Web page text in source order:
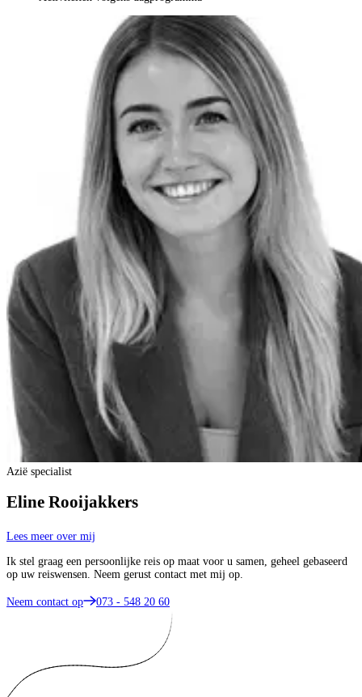
Azië specialist
Eline Rooijakkers
Lees meer over mij
Ik stel graag een persoonlijke reis op maat voor u samen, geheel gebaseerd
op uw reiswensen. Neem gerust contact met mij op.
Neem contact op 073 - 548 20 60